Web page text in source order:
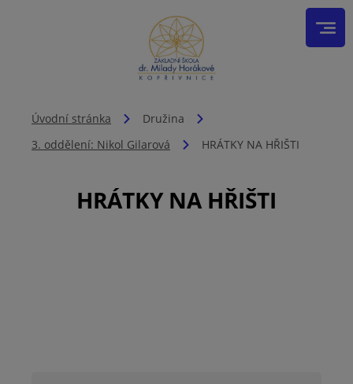
Úvodní stránka
Družina
3. oddělení: Nikol Gilarová
HRÁTKY NA HŘIŠTI
HRÁTKY NA HŘIŠTI